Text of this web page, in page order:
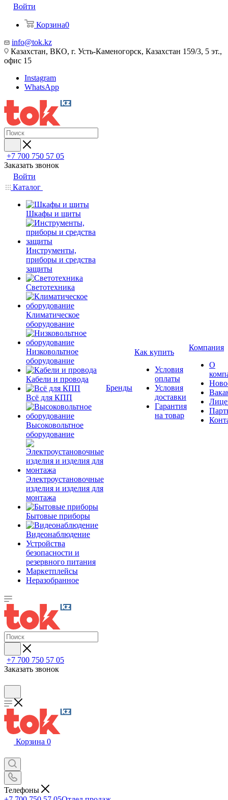
Войти
Корзина0
info@tok.kz
Казахстан, ВКО, г. Усть-Каменогорск, Казахстан 159/3, 5 эт.,
офис 15
Instagram
WhatsApp
+7 700 750 57 05
Заказать звонок
Войти
Каталог
Шкафы и щиты
Инструменты,
приборы и средства
защиты
Светотехника
Климатическое
оборудование
Низковольтное
оборудование
Кабели и провода
Всё для КПП
Высоковольтное
оборудование
Электроустановочные
изделия и изделия для
монтажа
Бытовые приборы
Видеонаблюдение
Устройства
безопасности и
резервного питания
Маркетплейсы
Неразобранное
Бренды
Как купить
Условия
оплаты
Условия
доставки
Гарантия
на товар
Компания
О
+7 700 750 57 05
Заказать звонок
Корзина 0
Телефоны